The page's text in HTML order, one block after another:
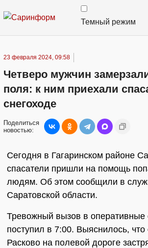
Темный режим
23 февраля 2024, 09:58
Четверо мужчин
поля: к ним приехали
снегоходе
Поделиться
новостью:
Сегодня в Гагаринском районе
спасатели пришли на помощь
людям. Об этом сообщили в
Саратовской области.
Тревожный вызов в оперативные
поступил в 7:00. Выяснилось, что
Расково на полевой дороге